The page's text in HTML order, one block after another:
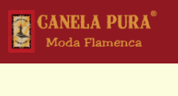
Saltar
contenido